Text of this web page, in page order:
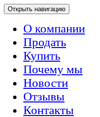
Открыть навигацию
О компании
Продать
Купить
Почему мы
Новости
Отзывы
Контакты